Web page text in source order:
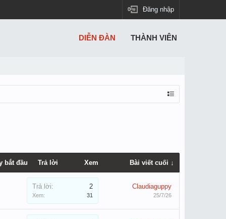
Đăng nhập
bắt đầu Trả lời Xem Bài viết cuối ↓
Trả lời: 2
Xem: 31
Claudiaguppy
25/7/26
DIỄN ĐÀN THÀNH VIÊN